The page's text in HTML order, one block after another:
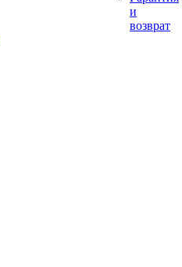
и
возврат